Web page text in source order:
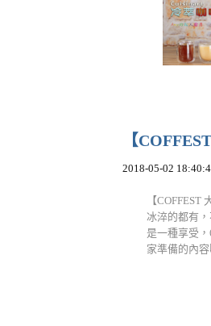
【
2018-05-02
【
冰淬的都有
是一種享受
家準備的內